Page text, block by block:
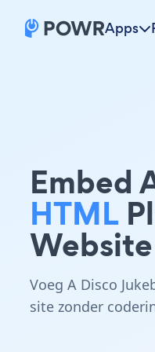
Apps
Embed
HTML
Website
Voeg A Disco
site zonder